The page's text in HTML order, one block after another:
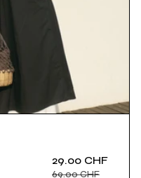
Prezzo
scontato
29.00 CHF
Prezzo
di
69.00 CHF